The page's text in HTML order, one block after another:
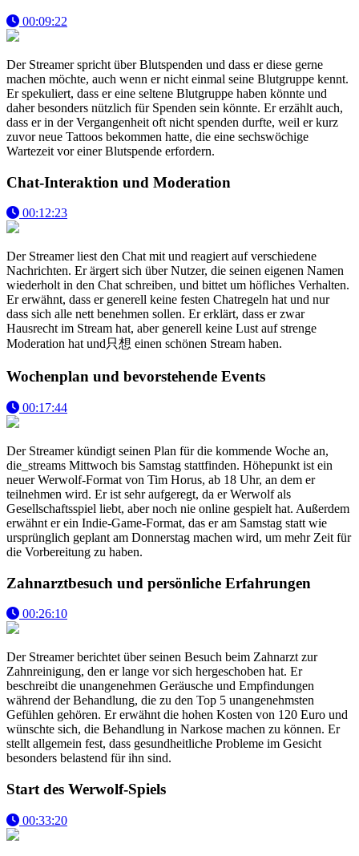
00:09:22
Der Streamer spricht über Blutspenden und dass er diese gerne
machen möchte, auch wenn er nicht einmal seine Blutgruppe kennt.
Er spekuliert, dass er eine seltene Blutgruppe haben könnte und
daher besonders nützlich für Spenden sein könnte. Er erzählt auch,
dass er in der Vergangenheit oft nicht spenden durfte, weil er kurz
zuvor neue Tattoos bekommen hatte, die eine sechswöchige
Wartezeit vor einer Blutspende erfordern.
Chat-Interaktion und Moderation
00:12:23
Der Streamer liest den Chat mit und reagiert auf verschiedene
Nachrichten. Er ärgert sich über Nutzer, die seinen eigenen Namen
wiederholt in den Chat schreiben, und bittet um höfliches Verhalten.
Er erwähnt, dass er generell keine festen Chatregeln hat und nur
dass sich alle nett benehmen sollen. Er erklärt, dass er zwar
Hausrecht im Stream hat, aber generell keine Lust auf strenge
Moderation hat und只想 einen schönen Stream haben.
Wochenplan und bevorstehende Events
00:17:44
Der Streamer kündigt seinen Plan für die kommende Woche an,
die_streams Mittwoch bis Samstag stattfinden. Höhepunkt ist ein
neuer Werwolf-Format von Tim Horus, ab 18 Uhr, an dem er
teilnehmen wird. Er ist sehr aufgeregt, da er Werwolf als
Gesellschaftsspiel liebt, aber noch nie online gespielt hat. Außerdem
erwähnt er ein Indie-Game-Format, das er am Samstag statt wie
ursprünglich geplant am Donnerstag machen wird, um mehr Zeit für
die Vorbereitung zu haben.
Zahnarztbesuch und persönliche Erfahrungen
00:26:10
Der Streamer berichtet über seinen Besuch beim Zahnarzt zur
Zahnreinigung, den er lange vor sich hergeschoben hat. Er
beschreibt die unangenehmen Geräusche und Empfindungen
während der Behandlung, die zu den Top 5 unangenehmsten
Gefühlen gehören. Er erwähnt die hohen Kosten von 120 Euro und
wünschte sich, die Behandlung in Narkose machen zu können. Er
stellt allgemein fest, dass gesundheitliche Probleme im Gesicht
besonders belastend für ihn sind.
Start des Werwolf-Spiels
00:33:20